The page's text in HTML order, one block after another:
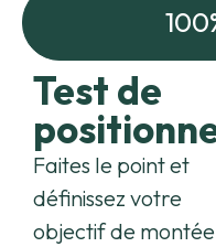
Test de
Faites le point et
définissez votre
objectif de montée